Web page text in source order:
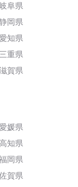
阜県
岡県
知県
三重県
賀県
媛県
知県
岡県
賀県